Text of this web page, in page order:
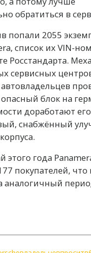
обратиться в
попали 2055
список их VIN-
Росстандарта.
сервисных
блок на
доработают
снабжённый
этого года
покупателей, что
аналогичный